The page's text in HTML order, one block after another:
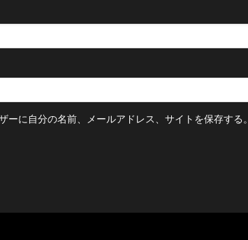
ーに自分の名前、メールアドレス、サイトを保存する。